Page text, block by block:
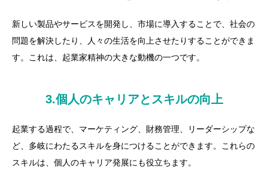
新しい製品やサービスを開発し、市場に導入することで、社会の
問題を解決したり、人々の生活を向上させたりすることができま
す。これは、起業家精神の大きな動機の一つです。
3.個人のキャリアとスキルの向上
起業する過程で、マーケティング、財務管理、リーダーシップな
ど、多岐にわたるスキルを身につけることができます。これらの
スキルは、個人のキャリア発展にも役立ちます。